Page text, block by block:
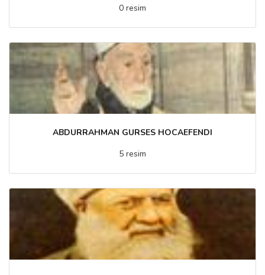
0 resim
ABDURRAHMAN GURSES HOCAEFENDI
5 resim